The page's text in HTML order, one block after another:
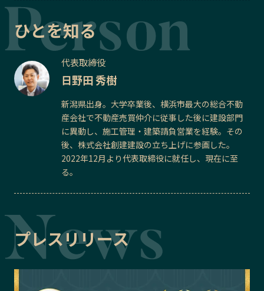
ひとを知る
代表取締役
日野田 秀樹
新潟県出身。大学卒業後、横浜市最大の総合不動
産会社で不動産売買仲介に従事した後に建設部門
に異動し、施工管理・建築請負営業を経験。その
後、株式会社創建建設の立ち上げに参画した。
2022年12月より代表取締役に就任し、現在に至
る。
プレスリリース